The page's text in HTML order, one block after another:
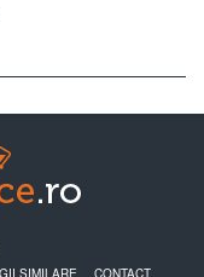
SIMILARE
CONTACT